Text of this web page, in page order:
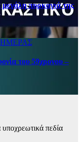
μεγάλη πυρκαγιά της
του 59χρονου –
πεδία